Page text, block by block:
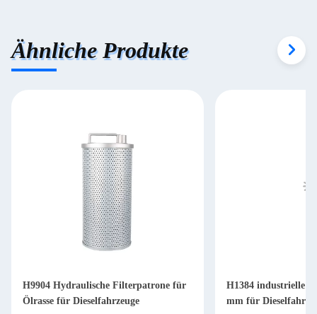
Ähnliche Produkte
H9904 Hydraulische Filterpatrone für
Ölrasse für Dieselfahrzeuge
H1384 industrielle
mm für